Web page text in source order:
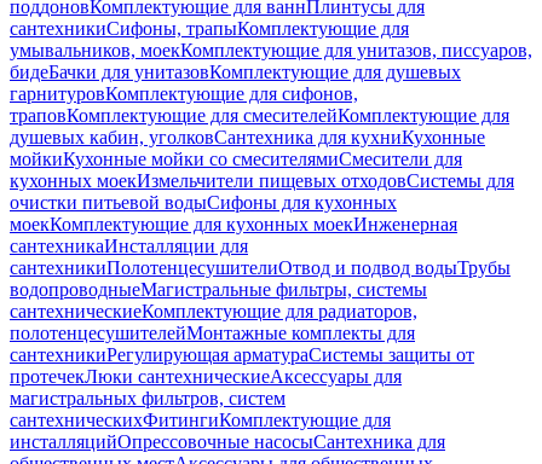
поддоновКомплектующие для ваннПлинтусы для
сантехникиСифоны, трапыКомплектующие для
умывальников, моекКомплектующие для унитазов, писсуаров,
бидеБачки для унитазовКомплектующие для душевых
гарнитуровКомплектующие для сифонов,
траповКомплектующие для смесителейКомплектующие для
душевых кабин, уголковСантехника для кухниКухонные
мойкиКухонные мойки со смесителямиСмесители для
кухонных моекИзмельчители пищевых отходовСистемы для
очистки питьевой водыСифоны для кухонных
моекКомплектующие для кухонных моекИнженерная
сантехникаИнсталляции для
сантехникиПолотенцесушителиОтвод и подвод водыТрубы
водопроводныеМагистральные фильтры, системы
сантехническиеКомплектующие для радиаторов,
полотенцесушителейМонтажные комплекты для
сантехникиРегулирующая арматураСистемы защиты от
протечекЛюки сантехническиеАксессуары для
магистральных фильтров, систем
сантехническихФитингиКомплектующие для
инсталляцийОпрессовочные насосыСантехника для